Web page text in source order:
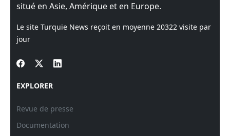
situé en Asie, Amérique et en Europe.
Le site Turquie News reçoit en moyenne 20322 visite par
jour
EXPLORER
Revue de presse
Documentation